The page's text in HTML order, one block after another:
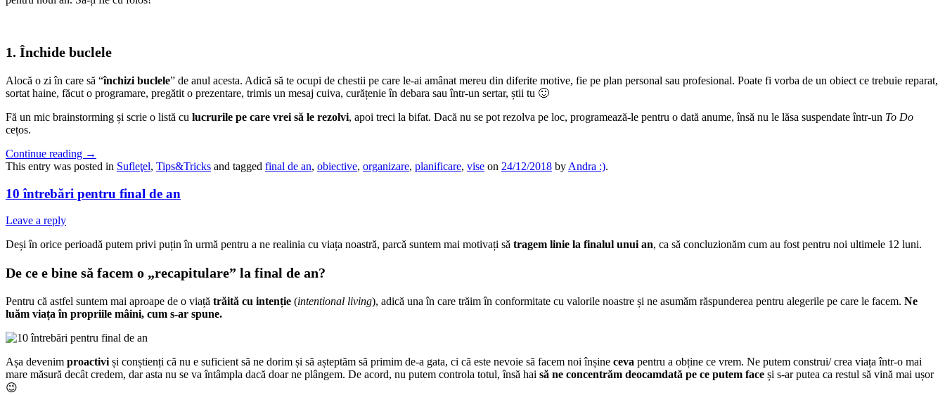
1. Închide buclele
Alocă o zi în care să “închizi buclele” de anul acesta. Adică să te ocupi de chestii pe care le-ai amânat mereu din diferite motive, fie pe plan personal sau profesional. Poate fi vorba de un obiect ce trebuie reparat,
sortat haine, făcut o programare, pregătit o prezentare, trimis un mesaj cuiva, curățenie în debara sau într-un sertar, știi tu 🙂
Fă un mic brainstorming și scrie o listă cu lucrurile pe care vrei să le rezolvi, apoi treci la bifat. Dacă nu se pot rezolva pe loc, programează-le pentru o dată anume, însă nu le lăsa suspendate într-un To Do
cețos.
Continue reading →
This entry was posted in Sufleţel, Tips&Tricks and tagged final de an, obiective, organizare, planificare, vise on 24/12/2018 by Andra :).
10 întrebări pentru final de an
Leave a reply
Deși în orice perioadă putem privi puțin în urmă pentru a ne realinia cu viața noastră, parcă suntem mai motivați să tragem linie la finalul unui an, ca să concluzionăm cum au fost pentru noi ultimele 12 luni.
De ce e bine să facem o „recapitulare” la final de an?
Pentru că astfel suntem mai aproape de o viață trăită cu intenție (intentional living), adică una în care trăim în conformitate cu valorile noastre și ne asumăm răspunderea pentru alegerile pe care le facem. Ne
luăm viața în propriile mâini, cum s-ar spune.
Așa devenim proactivi și conștienți că nu e suficient să ne dorim și să așteptăm să primim de-a gata, ci că este nevoie să facem noi înșine ceva pentru a obține ce vrem. Ne putem construi/ crea viața într-o mai
mare măsură decât credem, dar asta nu se va întâmpla dacă doar ne plângem. De acord, nu putem controla totul, însă hai să ne concentrăm deocamdată pe ce putem face și s-ar putea ca restul să vină mai ușor
😉